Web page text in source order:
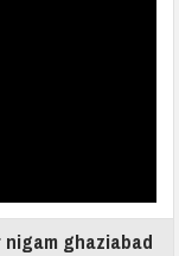
ghaziabad